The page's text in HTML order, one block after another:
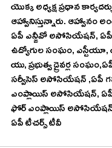
యొక్క అధ్యక్ష ప్రధాన
ఆహ్వానిస్తున్నారు. ఆహ్వానం
ఏపీ ఎన్జీవో అసోసియేషన్,
ఉద్యోగుల సంఘం,
యు, ప్రభుత్వ డ్రైవర్ల
సర్వీసెస్ అసోసియేషన్ ,ఏపీ
ఎంప్లాయిస్ అసోసియేషన్, ఏపీ
ఫోర్ ఎంప్లాయిస్
ఏపీ టీచర్స్ టీవీ